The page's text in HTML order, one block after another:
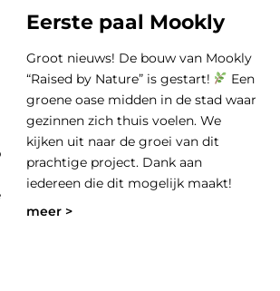
Eerste paal Mookly
Groot nieuws! De bouw van Mookly
“Raised by Nature” is gestart!
Een
groene oase midden in de stad waar
gezinnen zich thuis voelen. We
kijken uit naar de groei van dit
prachtige project. Dank aan
iedereen die dit mogelijk maakt!
meer >